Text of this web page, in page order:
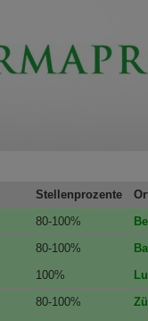
Stellenprozente
80-100%
80-100%
100%
80-100%